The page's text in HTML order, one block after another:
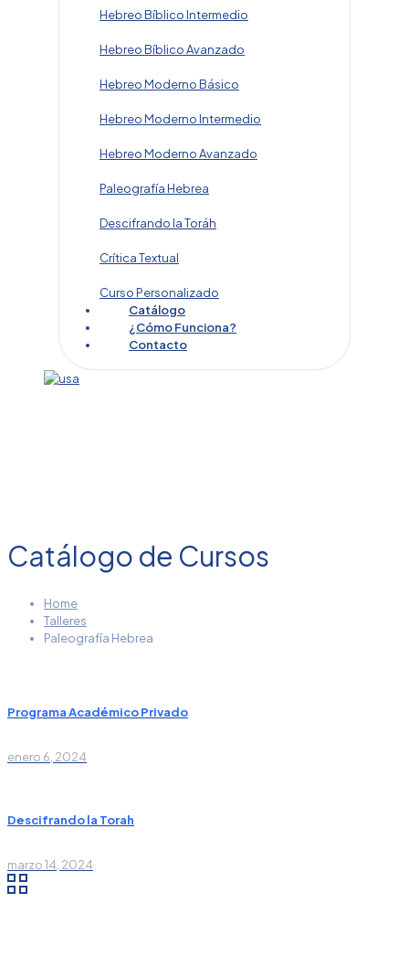
Hebreo Bíblico Intermedio
Hebreo Bíblico Avanzado
Hebreo Moderno Básico
Hebreo Moderno Intermedio
Hebreo Moderno Avanzado
Paleografía Hebrea
Descifrando la Toráh
Crítica Textual
Curso Personalizado
Catálogo
¿Cómo Funciona?
Contacto
Catálogo de Cursos
Home
Talleres
Paleografía Hebrea
Programa Académico Privado
enero 6, 2024
Descifrando la Torah
marzo 14, 2024